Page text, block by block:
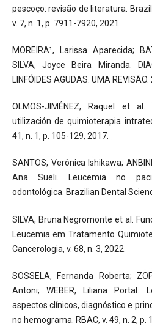
pescoço: revisão de literatura.
v. 7, n. 1, p. 7911-7920, 2021.
MOREIRA¹, Larissa Aparecida;
SILVA, Joyce Beira Miranda.
LINFÓIDES AGUDAS: UMA REVISÃO.
OLMOS-JIMÉNEZ, Raquel et
utilización de quimioterapia
41, n. 1, p. 105-129, 2017.
SANTOS, Verônica Ishikawa;
Ana Sueli. Leucemia no
odontológica. Brazilian Dental
SILVA, Bruna Negromonte et al.
Leucemia em Tratamento
Cancerologia, v. 68, n. 3, 2022.
SOSSELA, Fernanda Roberta;
Antoni; WEBER, Liliana Portal.
aspectos clínicos, diagnóstico e
no hemograma. RBAC, v. 49, n. 2, p.